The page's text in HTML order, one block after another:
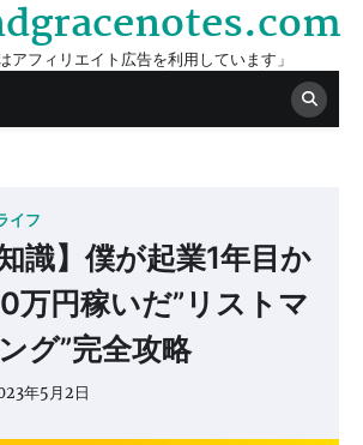
アフィリエイト広告を利用しています」
イフ
識】僕が起業1年目か
万円稼いだ”リストマ
グ”完全攻略
年5月2日